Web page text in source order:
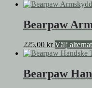
Bearpaw
225,00 kr Välj
Bearpaw